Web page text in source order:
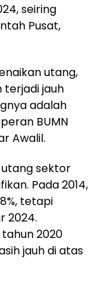
seiring
Pusat,
utang,
jauh
adalah
BUMN
Awalil.
utang sektor
Pada 2014,
tetapi
2024.
2020
jauh di atas